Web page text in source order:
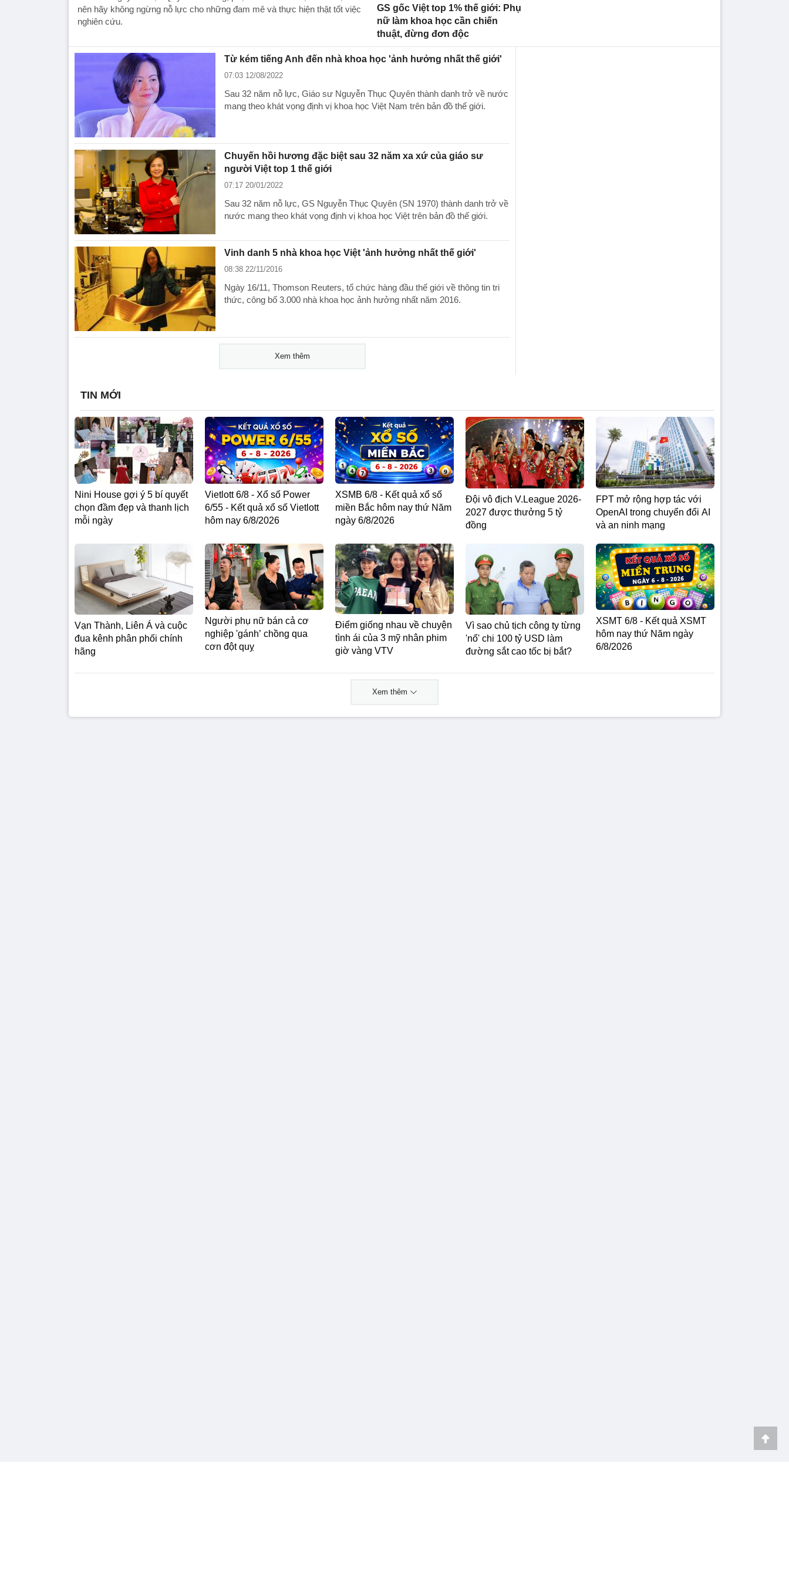
nên hãy không ngừng nỗ lực cho những đam mê và thực hiện thật tốt việc
nghiên cứu.
GS gốc Việt top 1% thế giới: Phụ
nữ làm khoa học cần chiến
thuật, đừng đơn độc
Từ kém tiếng Anh đến nhà khoa học 'ảnh hưởng nhất thế giới'
07:03 12/08/2022
Sau 32 năm nỗ lực, Giáo sư Nguyễn Thục Quyên thành danh trở về nước
mang theo khát vọng định vị khoa học Việt Nam trên bản đồ thế giới.
Chuyến hồi hương đặc biệt sau 32 năm xa xứ của giáo sư
người Việt top 1 thế giới
07:17 20/01/2022
Sau 32 năm nỗ lực, GS Nguyễn Thục Quyên (SN 1970) thành danh trở về
nước mang theo khát vọng định vị khoa học Việt trên bản đồ thế giới.
Vinh danh 5 nhà khoa học Việt 'ảnh hưởng nhất thế giới'
08:38 22/11/2016
Ngày 16/11, Thomson Reuters, tổ chức hàng đầu thế giới về thông tin tri
thức, công bố 3.000 nhà khoa học ảnh hưởng nhất năm 2016.
Xem thêm
TIN MỚI
Nini House gợi ý 5 bí quyết
chọn đầm đẹp và thanh lịch
mỗi ngày
Vietlott 6/8 - Xổ số Power
6/55 - Kết quả xổ số Vietlott
hôm nay 6/8/2026
XSMB 6/8 - Kết quả xổ số
miền Bắc hôm nay thứ Năm
ngày 6/8/2026
Đội vô địch V.League 2026-
2027 được thưởng 5 tỷ
đồng
FPT mở rộng hợp tác với
OpenAI trong chuyển đổi AI
và an ninh mạng
Vạn Thành, Liên Á và cuộc
đua kênh phân phối chính
hãng
Người phụ nữ bán cả cơ
nghiệp 'gánh’ chồng qua
cơn đột quỵ
Điểm giống nhau về chuyện
tình ái của 3 mỹ nhân phim
giờ vàng VTV
Vì sao chủ tịch công ty từng
'nổ' chi 100 tỷ USD làm
đường sắt cao tốc bị bắt?
XSMT 6/8 - Kết quả XSMT
hôm nay thứ Năm ngày
6/8/2026
Xem thêm